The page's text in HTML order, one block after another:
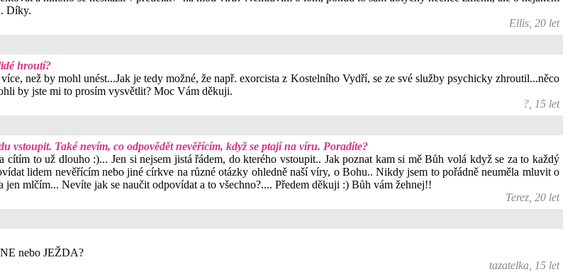
Díky.
Ellis, 20 let
hroutí?
než by mohl unést...Jak je tedy možné, že např. exorcista z Kostelního Vydří, se ze své služby psychicky zhroutil...něco
by jste mi to prosím vysvětlit? Moc Vám děkuji.
?, 15 let
vstoupit. Také nevím, co odpovědět nevěřícím, když se ptají na víru. Poradíte?
to už dlouho :)... Jen si nejsem jistá řádem, do kterého vstoupit.. Jak poznat kam si mě Bůh volá když se za to každý
lidem nevěřícím nebo jiné církve na různé otázky ohledně naší víry, o Bohu.. Nikdy jsem to pořádně neuměla mluvit o
mlčím... Nevíte jak se naučit odpovídat a to všechno?.... Předem děkuji :) Bůh vám žehnej!!
Terez, 20 let
nebo JEŽDA?
tazatelka, 15 let